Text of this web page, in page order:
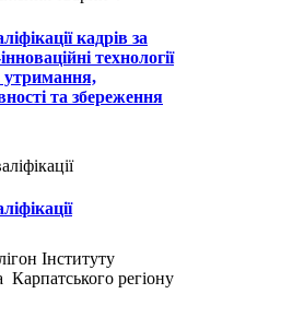
кадрів за
технології
утримання,
та збереження